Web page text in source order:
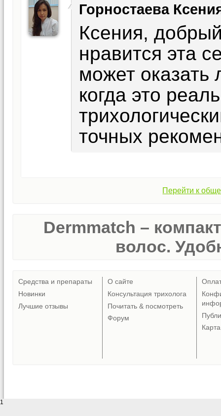
Горностаева
Ксения,
нравится эта
может оказать
когда это
точных
Перейти к
Dermmatch –
волос.
Средства и препараты
Новинки
Лучшие отзывы
О сайте
Консультация трихолога
Почитать & посмотреть
Форум
1